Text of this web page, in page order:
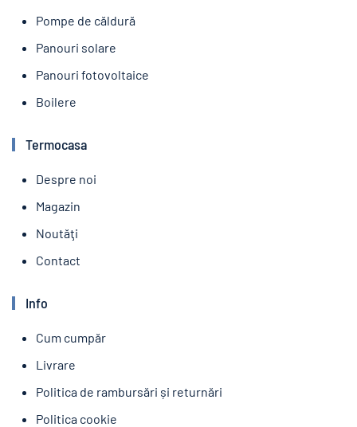
Pompe de căldură
Panouri solare
Panouri fotovoltaice
Boilere
Termocasa
Despre noi
Magazin
Noutăţi
Contact
Info
Cum cumpăr
Livrare
Politica de rambursări și returnări
Politica cookie